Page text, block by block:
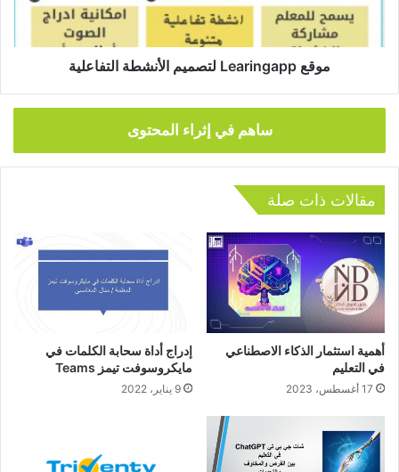
موقع Learingapp لتصميم الأنشطة التفاعلية
ساهم في إثراء المحتوى
مقالات ذات صلة
أهمية استثمار الذكاء الاصطناعي
في التعليم
17 أغسطس، 2023
إدراج أداة سحابة الكلمات في
مايكروسوفت تيمز Teams
9 يناير، 2022